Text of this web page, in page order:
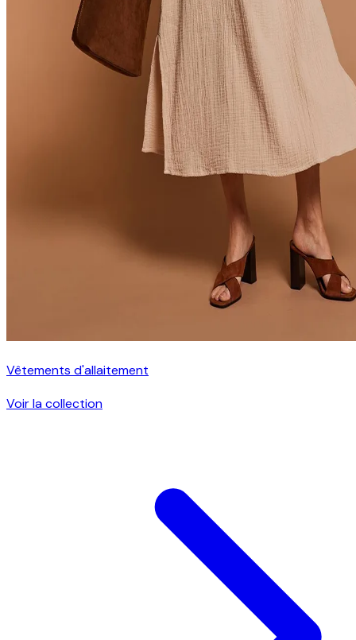
Vêtements d'allaitement
Voir la collection